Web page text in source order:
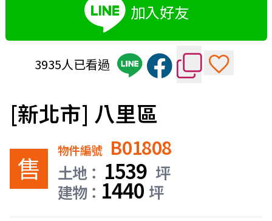
加入好友
3935人已看過
[新北市] 八里區
售
物件編號 B01808
土地： 1539 坪
建物： 1440 坪